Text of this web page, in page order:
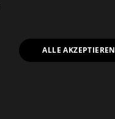
ALLE AKZEPTIEREN